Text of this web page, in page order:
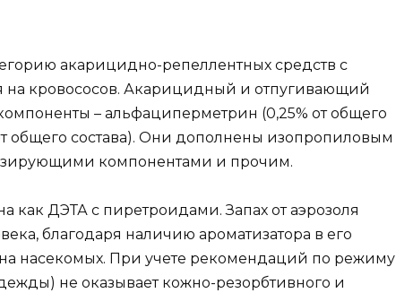
акарицидно-репеллентных средств с
на кровососов. Акарицидный и отпугивающий
– альфациперметрин (0,25% от общего
общего состава). Они дополнены изопропиловым
компонентами и прочим.
ДЭТА с пиретроидами. Запах от аэрозоля
благодаря наличию ароматизатора в его
на насекомых. При учете рекомендаций по режиму
не оказывает кожно-резорбтивного и